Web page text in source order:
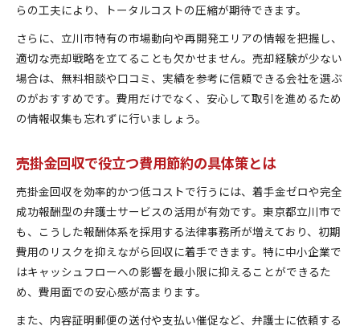
らの工夫により、トータルコストの圧縮が期待できます。
さらに、立川市特有の市場動向や再開発エリアの情報を把握し、
適切な売却戦略を立てることも欠かせません。売却経験が少ない
場合は、無料相談や口コミ、実績を参考に信頼できる会社を選ぶ
のがおすすめです。費用だけでなく、安心して取引を進めるため
の情報収集も忘れずに行いましょう。
売掛金回収で役立つ費用節約の具体策とは
売掛金回収を効率的かつ低コストで行うには、着手金ゼロや完全
成功報酬型の弁護士サービスの活用が有効です。東京都立川市で
も、こうした報酬体系を採用する法律事務所が増えており、初期
費用のリスクを抑えながら回収に着手できます。特に中小企業で
はキャッシュフローへの影響を最小限に抑えることができるた
め、費用面での安心感が高まります。
また、内容証明郵便の送付や支払い催促など、弁護士に依頼する